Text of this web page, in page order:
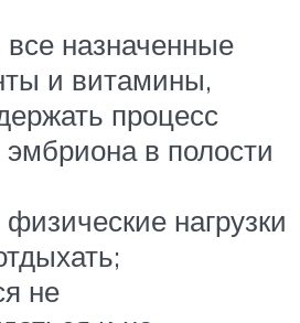
назначенные
и витамины,
процесс
в полости
нагрузки
не